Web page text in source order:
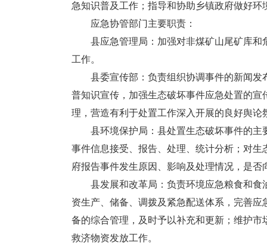
急知识普及工作；指导和协助乡镇政府做好环
应急协管部门主要职责：
县应急管理局：加强对非煤矿山尾矿库和
工作。
县委宣传部：负责组织协调事件的新闻发
普知识宣传，加强生态破坏事件应急处置的
理，营造有利于处置工作深入开展的良好舆论
县环境保护局：县处置生态破坏事件的主
事件信息接受、报告、处理、统计分析；对
府报告事件发生原因、影响及处理情况，是
县发展和改革局：负责环境应急粮食和食
资生产、储备、调拨及紧急配送体系，完善
备的综合管理，及时予以补充和更新；维护
救济物资发放工作。